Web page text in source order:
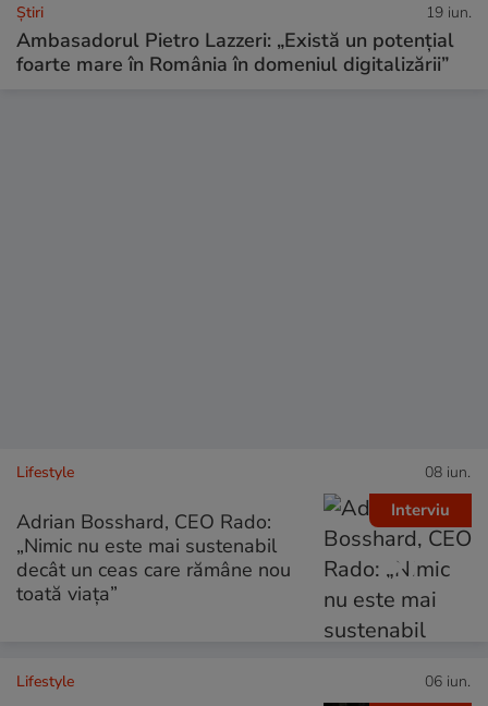
Ştiri 19 iun.
Ambasadorul Pietro Lazzeri: „Există un potențial
foarte mare în România în domeniul digitalizării”
Interviu
Lifestyle 08 iun.
Adrian Bosshard, CEO Rado:
„Nimic nu este mai sustenabil
decât un ceas care rămâne nou
toată viața”
Lifestyle 06 iun.